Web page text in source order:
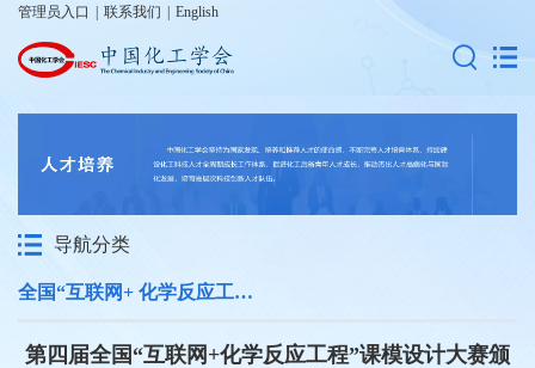
管理员入口 联系我们 English
导航分类
全国“互联网+ 化学反应工程”课模设计大赛
第四届全国“互联网+化学反应工程”课模设计大赛颁